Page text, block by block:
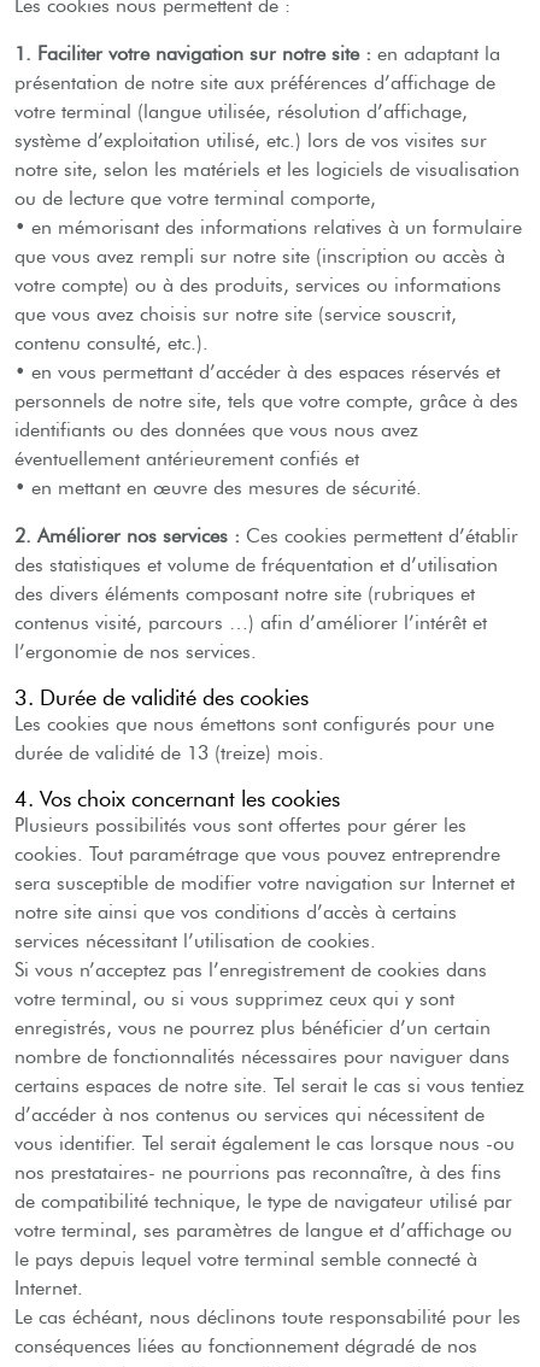
Les cookies nous permettent de :
1. Faciliter votre navigation sur notre site : en adaptant la
présentation de notre site aux préférences d’affichage de
votre terminal (langue utilisée, résolution d’affichage,
système d’exploitation utilisé, etc.) lors de vos visites sur
notre site, selon les matériels et les logiciels de visualisation
ou de lecture que votre terminal comporte,
• en mémorisant des informations relatives à un formulaire
que vous avez rempli sur notre site (inscription ou accès à
votre compte) ou à des produits, services ou informations
que vous avez choisis sur notre site (service souscrit,
contenu consulté, etc.).
• en vous permettant d’accéder à des espaces réservés et
personnels de notre site, tels que votre compte, grâce à des
identifiants ou des données que vous nous avez
éventuellement antérieurement confiés et
• en mettant en œuvre des mesures de sécurité.
2. Améliorer nos services : Ces cookies permettent d’établir
des statistiques et volume de fréquentation et d’utilisation
des divers éléments composant notre site (rubriques et
contenus visité, parcours …) afin d’améliorer l’intérêt et
l’ergonomie de nos services.
3. Durée de validité des cookies
Les cookies que nous émettons sont configurés pour une
durée de validité de 13 (treize) mois.
4. Vos choix concernant les cookies
Plusieurs possibilités vous sont offertes pour gérer les
cookies. Tout paramétrage que vous pouvez entreprendre
sera susceptible de modifier votre navigation sur Internet et
notre site ainsi que vos conditions d’accès à certains
services nécessitant l’utilisation de cookies.
Si vous n’acceptez pas l’enregistrement de cookies dans
votre terminal, ou si vous supprimez ceux qui y sont
enregistrés, vous ne pourrez plus bénéficier d’un certain
nombre de fonctionnalités nécessaires pour naviguer dans
certains espaces de notre site. Tel serait le cas si vous tentiez
d’accéder à nos contenus ou services qui nécessitent de
vous identifier. Tel serait également le cas lorsque nous -ou
nos prestataires- ne pourrions pas reconnaître, à des fins
de compatibilité technique, le type de navigateur utilisé par
votre terminal, ses paramètres de langue et d’affichage ou
le pays depuis lequel votre terminal semble connecté à
Internet.
Le cas échéant, nous déclinons toute responsabilité pour les
conséquences liées au fonctionnement dégradé de nos